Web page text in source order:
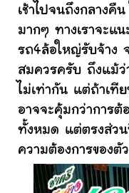
เช้าไปจนถึงกลางคื
มากๆ ทางเราจะแ
รถ4ล้อใหญ่รับจ้าง
สมควรครับ ถึงแม้ว่
ไม่เท่ากัน แต่ถ้าเที
อาจจะคุ้มกว่าการต้
ทั้งหมด แต่ตรงส่วน
ความต้องการของตั